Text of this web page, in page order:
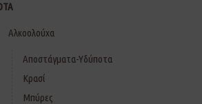
Αλκοολούχα
Αποστάγματα-Υδύποτα
Κρασί
Μπύρες